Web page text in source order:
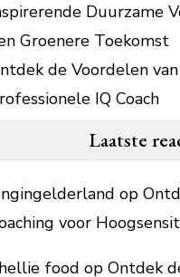
Duurzame
Groenere Toekomst
de Voordelen
IQ Coach
Laatste
op
voor
food op Ontdek